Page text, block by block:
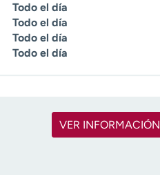
Todo el día
Todo el día
Todo el día
Todo el día
VER INFORMACIÓN